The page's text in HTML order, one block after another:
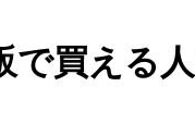
で買え